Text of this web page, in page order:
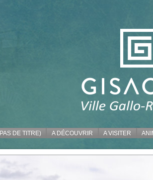
DE TITRE) A DÉCOUVRIR A VISITER